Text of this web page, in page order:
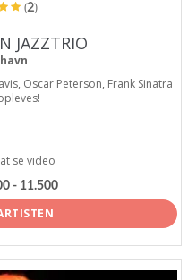
(2)
JAZZTRIO
Oscar Peterson, Frank Sinatra
se video
- 11.500